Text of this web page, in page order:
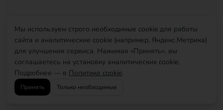
Мы используем строго необходимые cookie для работы
сайта и аналитические cookie (например, Яндекс.Метрика)
для улучшения сервиса. Нажимая «Принять», вы
соглашаетесь на установку аналитических cookie.
Подробнее — в Политике cookie.
Принять Только необходимые